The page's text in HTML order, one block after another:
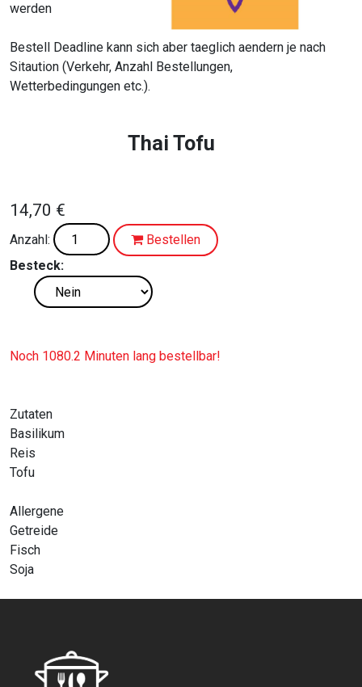
werden
Bestell Deadline kann sich aber taeglich aendern je nach
Sitaution (Verkehr, Anzahl Bestellungen,
Wetterbedingungen etc.).
Thai Tofu
14,70 €
Anzahl:
Bestellen
Besteck:
Noch 1080.2 Minuten lang bestellbar!
Zutaten
Basilikum
Reis
Tofu
Allergene
Getreide
Fisch
Soja